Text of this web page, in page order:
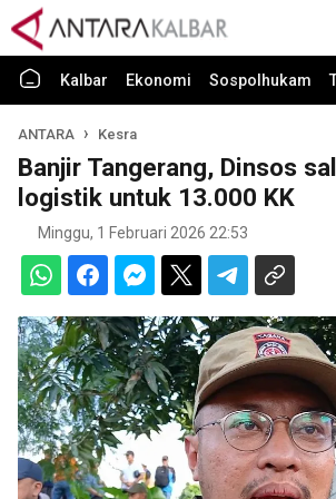
Kalbar Ekonomi Sospolhukam
ANTARA Kesra
Banjir Tangerang, Dinsos
logistik untuk 13.000 KK
Minggu, 1 Februari 2026 22:53